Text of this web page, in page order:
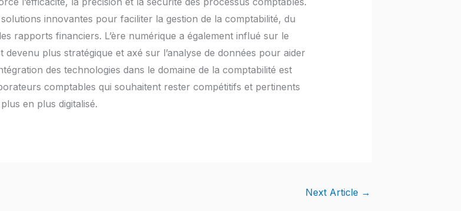
innovantes pour faciliter la gestion de la comptabilité, du
rapports financiers. L’ère numérique a également influé sur le
plus stratégique et axé sur l’analyse de données pour aider
des technologies dans le domaine de la comptabilité est
comptables qui souhaitent rester compétitifs et pertinents
en plus digitalisé.
Next Article →